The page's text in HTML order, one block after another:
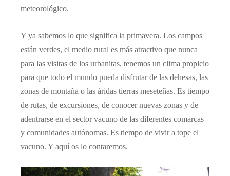
meteorológico.
Y ya sabemos lo que significa la primavera. Los campos
están verdes, el medio rural es más atractivo que nunca
para las visitas de los urbanitas, tenemos un clima propicio
para que todo el mundo pueda disfrutar de las dehesas, las
zonas de montaña o las áridas tierras meseteñas. Es tiempo
de rutas, de excursiones, de conocer nuevas zonas y de
adentrarse en el sector vacuno de las diferentes comarcas
y comunidades autónomas. Es tiempo de vivir a tope el
vacuno. Y aquí os lo contaremos.